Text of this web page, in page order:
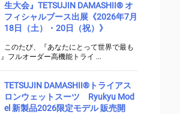
生大会』TETSUJIN DAMASHII® オ
フィシャルブース出展《2026年7月
18日（土）・20日（祝）》
このたび、『あなたにとって世界で最も
フルオーダー高機能トライ ...
TETSUJIN DAMASHII®︎トライアス
ロンウェットスーツ Ryukyu Mod
el 新製品2026限定モデル 販売開